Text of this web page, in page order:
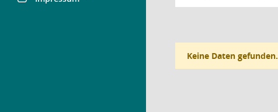
Keine Daten gefunden.